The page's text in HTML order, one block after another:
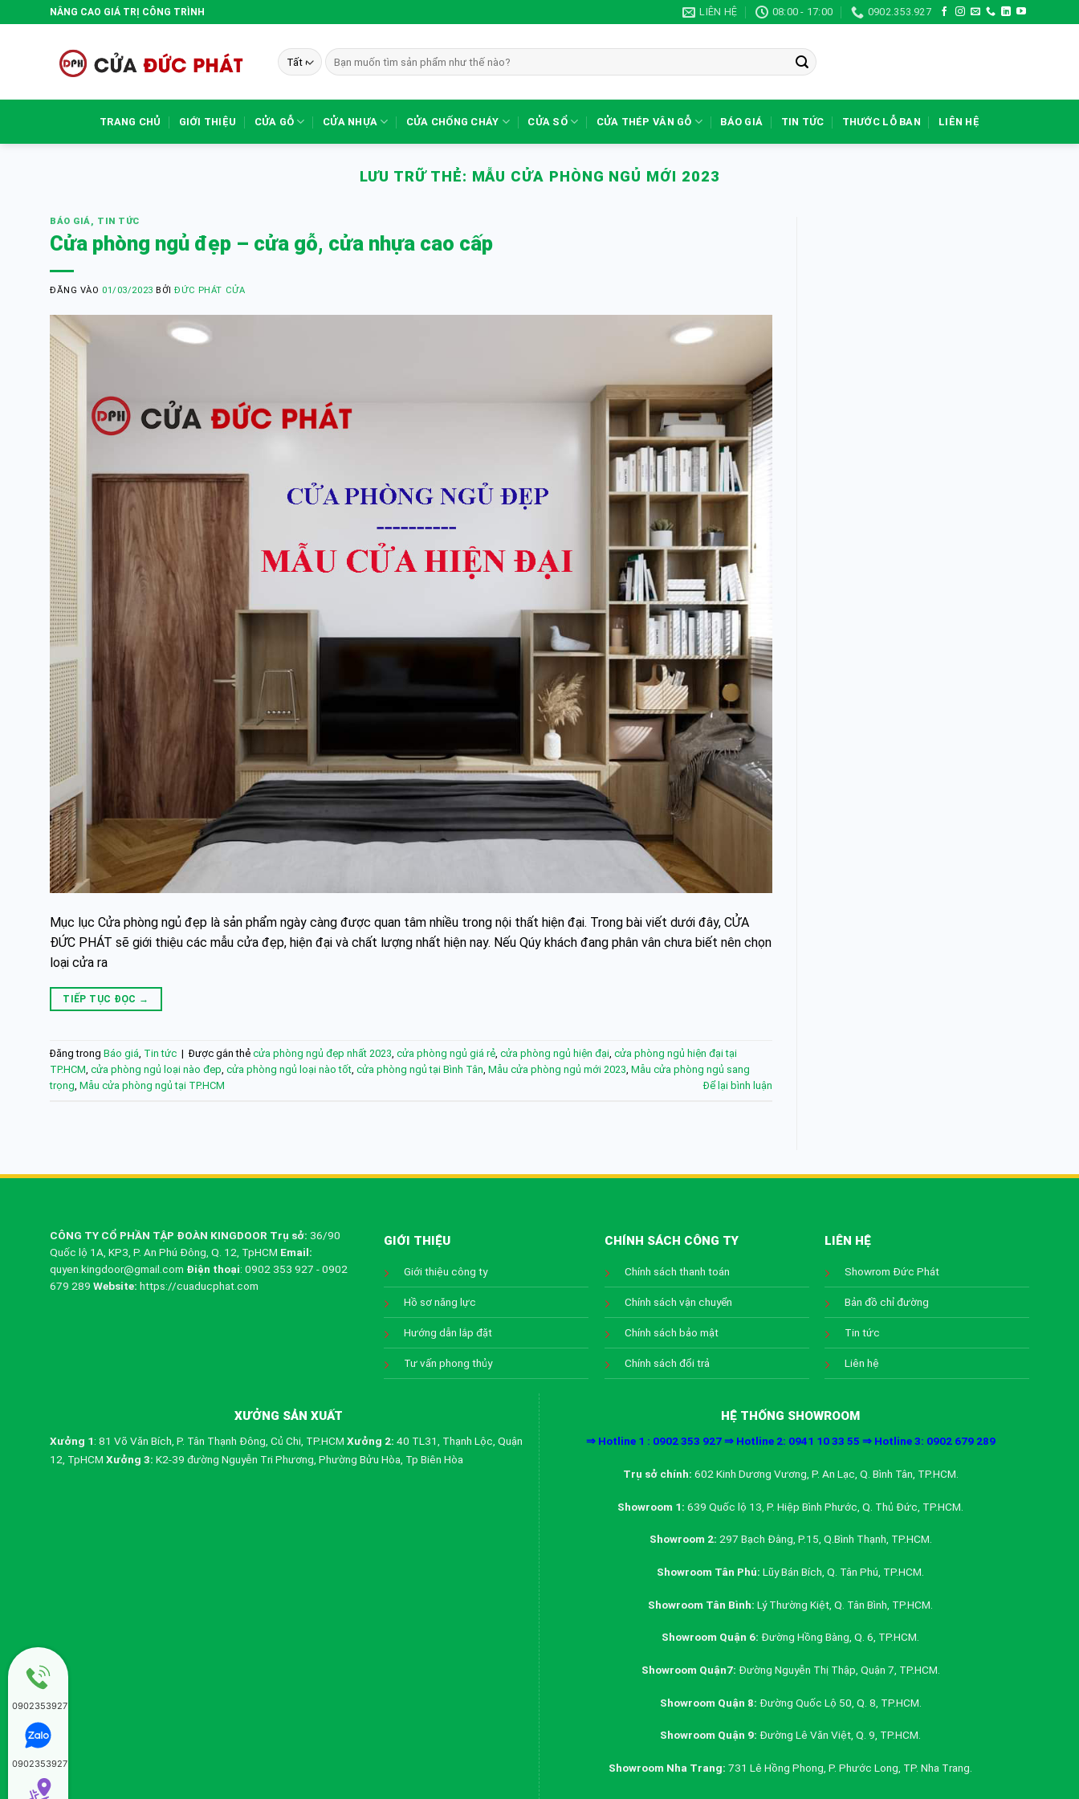
qua
NÂNG CAO GIÁ TRỊ CÔNG TRÌNH LIÊN HỆ 08:00 - 17:00 0902.353.927
Tìm
kiếm:
TRANG CHỦ GIỚI THIỆU CỬA GỖ CỬA NHỰA CỬA CHỐNG CHÁY CỬA SỔ CỬA THÉP VÂN GỖ BÁO GIÁ TIN TỨC THƯỚC LỖ BAN LIÊN HỆ
LƯU TRỮ THẺ: MẪU CỬA PHÒNG NGỦ MỚI 2023
BÁO GIÁ, TIN TỨC
Cửa phòng ngủ đẹp – cửa gỗ, cửa nhựa cao cấp
ĐĂNG VÀO 01/03/2023 BỞIĐỨC PHÁT CỬA
Mục lục Cửa phòng ngủ đẹp là sản phẩm ngày càng được quan tâm nhiều trong nội thất hiện đại. Trong bài viết dưới đây, CỬA
ĐỨC PHÁT sẽ giới thiệu các mẫu cửa đẹp, hiện đại và chất lượng nhất hiện nay. Nếu Qúy khách đang phân vân chưa biết nên chọn
loại cửa ra
TIẾP TỤC ĐỌC →
Đăng trong Báo giá, Tin tức | Được gắn thẻ cửa phòng ngủ đẹp nhất 2023, cửa phòng ngủ giá rẻ, cửa phòng ngủ hiện đại, cửa phòng ngủ hiện đại tại
TP.HCM, cửa phòng ngủ loại nào đep, cửa phòng ngủ loại nào tốt, cửa phòng ngủ tại Bình Tân, Mẫu cửa phòng ngủ mới 2023, Mẫu cửa phòng ngủ sang
trọng, Mẫu cửa phòng ngủ tại TP.HCM Để lại bình luận
CÔNG TY CỔ PHẦN TẬP ĐOÀN KINGDOOR Trụ sở: 36/90
Quốc lộ 1A, KP3, P. An Phú Đông, Q. 12, TpHCM Email:
quyen.kingdoor@gmail.com Điện thoại: 0902 353 927 - 0902
679 289 Website: https://cuaducphat.com
GIỚI THIỆU
Giới thiệu công ty
Hồ sơ năng lực
Hướng dẫn lắp đặt
Tư vấn phong thủy
CHÍNH SÁCH CÔNG TY
Chính sách thanh toán
Chính sách vận chuyển
Chính sách bảo mật
Chính sách đổi trả
LIÊN HỆ
Showrom Đức Phát
Bản đồ chỉ đường
Tin tức
Liên hệ
XƯỞNG SẢN XUẤT
Xưởng 1: 81 Võ Văn Bích, P. Tân Thạnh Đông, Củ Chi, TP.HCM Xưởng 2: 40 TL31, Thạnh Lộc, Quận
12, TpHCM Xưởng 3: K2-39 đường Nguyễn Tri Phương, Phường Bửu Hòa, Tp Biên Hòa
HỆ THỐNG SHOWROOM
⇒ Hotline 1 : 0902 353 927 ⇒ Hotline 2: 0941 10 33 55 ⇒ Hotline 3: 0902 679 289
Trụ sở chính: 602 Kinh Dương Vương, P. An Lạc, Q. Bình Tân, TP.HCM.
Showroom 1: 639 Quốc lộ 13, P. Hiệp Bình Phước, Q. Thủ Đức, TP.HCM.
Showroom 2: 297 Bạch Đằng, P.15, Q.Bình Thạnh, TP.HCM.
Showroom Tân Phú: Lũy Bán Bích, Q. Tân Phú, TP.HCM.
Showroom Tân Bình: Lý Thường Kiệt, Q. Tân Bình, TP.HCM.
Showroom Quận 6: Đường Hồng Bàng, Q. 6, TP.HCM.
Showroom Quận7: Đường Nguyễn Thị Thập, Quận 7, TP.HCM.
Showroom Quận 8: Đường Quốc Lộ 50, Q. 8, TP.HCM.
Showroom Quận 9: Đường Lê Văn Việt, Q. 9, TP.HCM.
Showroom Nha Trang: 731 Lê Hồng Phong, P. Phước Long, TP. Nha Trang.
0902353927
0902353927